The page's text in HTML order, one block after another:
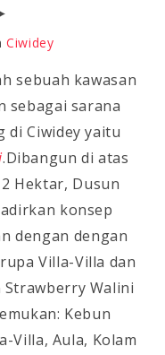
Ciwidey
sebuah kawasan
sebagai sarana
di Ciwidey yaitu
.Dibangun di atas
Hektar, Dusun
konsep
dengan dengan
Villa-Villa dan
Strawberry Walini
Kebun
Villa, Aula, Kolam